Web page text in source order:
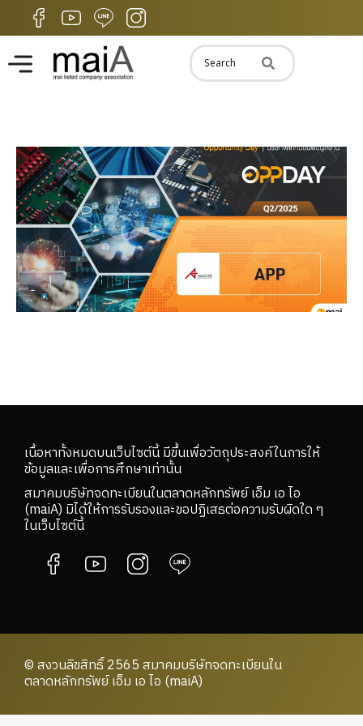
เนื้อหาทั้งหมดบนเว็บไซต์นี้ มีขึ้นเพื่อวัตถุประสงค์ในการให้
ข้อมูลและเพื่อการศึกษาเท่านั้น
สมาคมบริษัทจดทะเบียนในตลาดหลักทรัพย์ เอ็ม เอ ไอ
(maiA) มิได้ให้การรับรองและขอปฏิเสธต่อความรับผิดใด ๆ
ในเว็บไซต์นี้
© สงวนลิขสิทธิ์ 2565 สมาคมบริษัทจดทะเบียนใน
ตลาดหลักทรัพย์ เอ็ม เอ ไอ (maiA)